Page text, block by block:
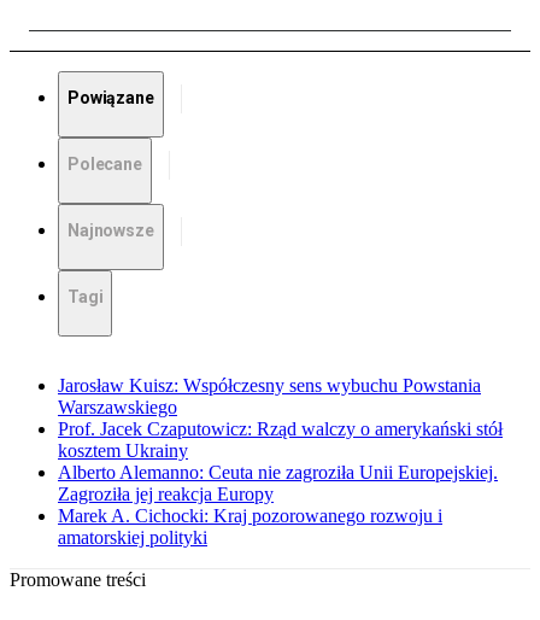
Powiązane
Polecane
Najnowsze
Tagi
Jarosław Kuisz: Współczesny sens wybuchu Powstania
Warszawskiego
Prof. Jacek Czaputowicz: Rząd walczy o amerykański stół
kosztem Ukrainy
Alberto Alemanno: Ceuta nie zagroziła Unii Europejskiej.
Zagroziła jej reakcja Europy
Marek A. Cichocki: Kraj pozorowanego rozwoju i
amatorskiej polityki
Promowane treści